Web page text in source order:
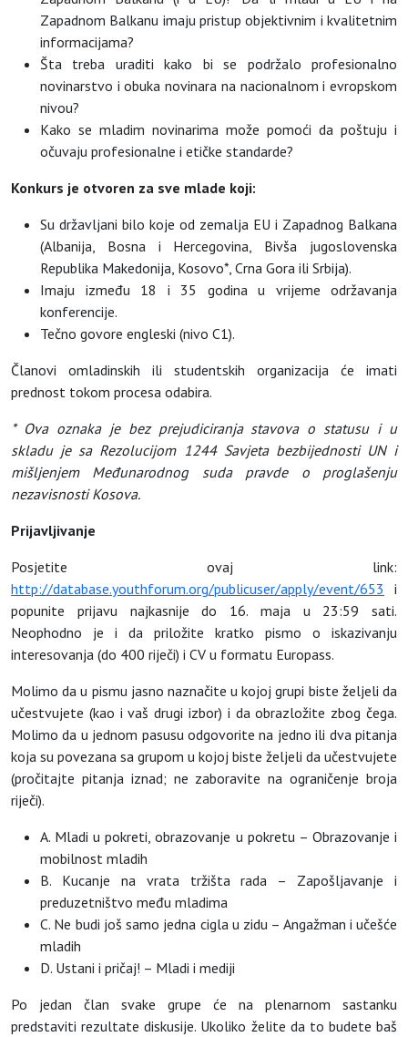
Zapadnom Balkanu imaju pristup objektivnim i kvalitetnim
informacijama?
Šta treba uraditi kako bi se podržalo profesionalno
novinarstvo i obuka novinara na nacionalnom i evropskom
nivou?
Kako se mladim novinarima može pomoći da poštuju i
očuvaju profesionalne i etičke standarde?
Konkurs je otvoren za sve mlade koji:
Su državljani bilo koje od zemalja EU i Zapadnog Balkana
(Albanija, Bosna i Hercegovina, Bivša jugoslovenska
Republika Makedonija, Kosovo*, Crna Gora ili Srbija).
Imaju između 18 i 35 godina u vrijeme održavanja
konferencije.
Tečno govore engleski (nivo C1).
Članovi omladinskih ili studentskih organizacija će imati
prednost tokom procesa odabira.
* Ova oznaka je bez prejudiciranja stavova o statusu i u
skladu je sa Rezolucijom 1244 Savjeta bezbijednosti UN i
mišljenjem Međunarodnog suda pravde o proglašenju
nezavisnosti Kosova.
Prijavljivanje
Posjetite ovaj link:
http://database.youthforum.org/publicuser/apply/event/653 i
popunite prijavu najkasnije do 16. maja u 23:59 sati.
Neophodno je i da priložite kratko pismo o iskazivanju
interesovanja (do 400 riječi) i CV u formatu Europass.
Molimo da u pismu jasno naznačite u kojoj grupi biste željeli da
učestvujete (kao i vaš drugi izbor) i da obrazložite zbog čega.
Molimo da u jednom pasusu odgovorite na jedno ili dva pitanja
koja su povezana sa grupom u kojoj biste željeli da učestvujete
(pročitajte pitanja iznad; ne zaboravite na ograničenje broja
riječi).
A. Mladi u pokreti, obrazovanje u pokretu – Obrazovanje i
mobilnost mladih
B. Kucanje na vrata tržišta rada – Zapošljavanje i
preduzetništvo među mladima
C. Ne budi još samo jedna cigla u zidu – Angažman i učešće
mladih
D. Ustani i pričaj! – Mladi i mediji
Po jedan član svake grupe će na plenarnom sastanku
predstaviti rezultate diskusije. Ukoliko želite da to budete baš